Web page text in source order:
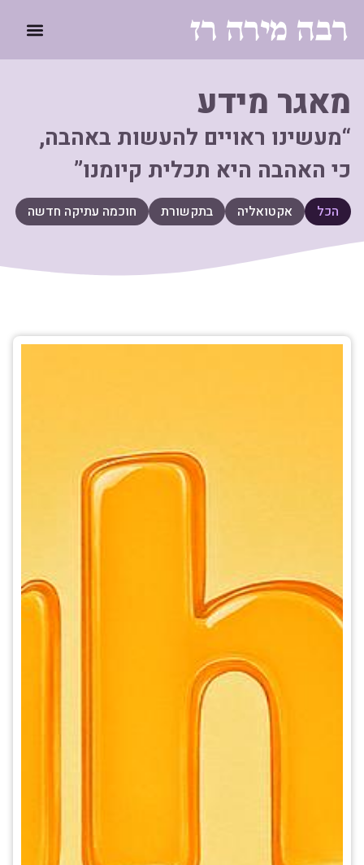
מאגר מידע
“מעשינו ראויים להעשות באהבה,
כי האהבה היא תכלית קיומנו”
אקטואליה בתקשורת חוכמה עתיקה חדשה הכל